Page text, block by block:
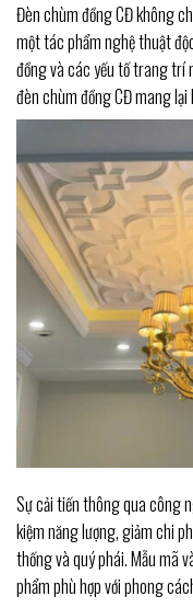
Đèn chùm đồng CĐ không
một tác phẩm nghệ thuật
đồng và các yếu tố trang trí
đèn chùm đồng CĐ mang
Sự cải tiến thông qua công
kiệm năng lượng, giảm chi
thống và quý phái. Mẫu mã
phẩm phù hợp với phong